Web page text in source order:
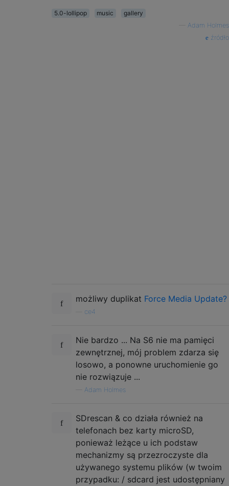
5.0-lollipop music
gallery
Adam Holmes
źródło
możliwy duplikat Force Media Update?
ce4
Nie bardzo ... Na S6 nie ma pamięci
zewnętrznej, mój problem zdarza się
losowo, a ponowne uruchomienie go
nie rozwiązuje ...
Adam Holmes
SDrescan & co działa również na
telefonach bez karty microSD,
ponieważ leżące u ich podstaw
mechanizmy są przezroczyste dla
używanego systemu plików (w twoim
przypadku: / sdcard jest udostępniany